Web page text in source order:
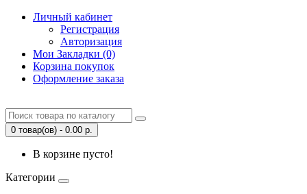
Личный кабинет
Регистрация
Авторизация
Мои Закладки (0)
Корзина покупок
Оформление заказа
0 товар(ов) - 0.00 р.
В корзине пусто!
Категории